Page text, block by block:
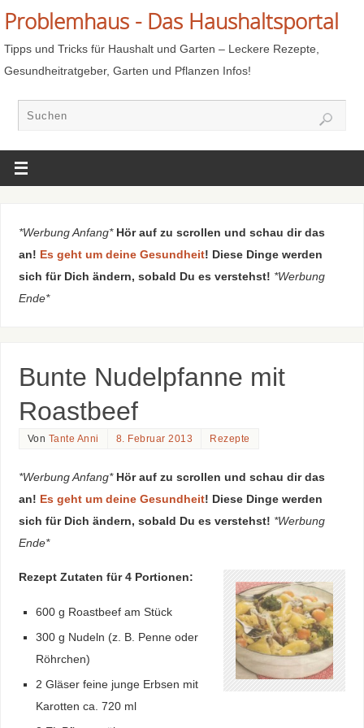
Problemhaus - Das Haushaltsportal
Tipps und Tricks für Haushalt und Garten – Leckere Rezepte,
Gesundheitratgeber, Garten und Pflanzen Infos!
*Werbung Anfang* Hör auf zu scrollen und schau dir das
an! Es geht um deine Gesundheit! Diese Dinge werden
sich für Dich ändern, sobald Du es verstehst! *Werbung
Ende*
Bunte Nudelpfanne mit
Roastbeef
Von Tante Anni 8. Februar 2013 Rezepte
*Werbung Anfang* Hör auf zu scrollen und schau dir das
an! Es geht um deine Gesundheit! Diese Dinge werden
sich für Dich ändern, sobald Du es verstehst! *Werbung
Ende*
Rezept Zutaten für 4 Portionen:
600 g Roastbeef am Stück
300 g Nudeln (z. B. Penne oder
Röhrchen)
2 Gläser feine junge Erbsen mit
Karotten ca. 720 ml